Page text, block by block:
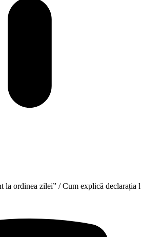
ordinea zilei” / Cum explică